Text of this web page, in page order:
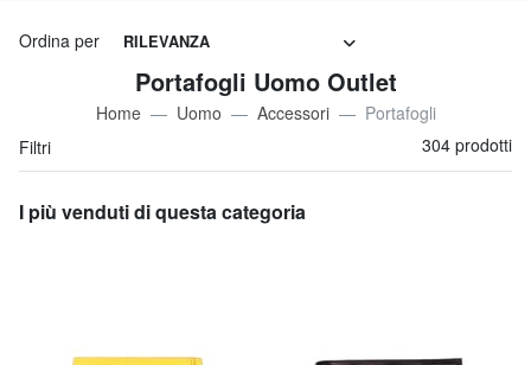
Ordina per RILEVANZA
Portafogli Uomo Outlet
Home Uomo Accessori
Portafogli
Filtri
304 prodotti
I più venduti di questa categoria